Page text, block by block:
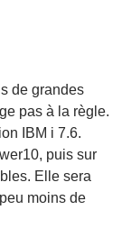
de grandes
pas à la règle.
IBM i 7.6.
puis sur
Elle sera
moins de